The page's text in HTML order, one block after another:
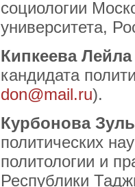
социологии
университета,
Кипкеева
кандидата
don@mail.ru).
Курбонова
политических
политологии и
Республики